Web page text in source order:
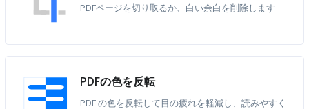
PDFページを切り取るか、白い余白を削除します
PDFの色を反転
PDF の色を反転して目の疲れを軽減し、読みやすく